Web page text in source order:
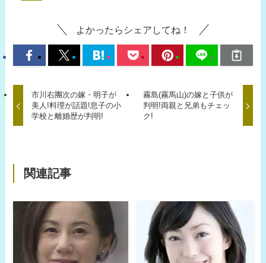
よかったらシェアしてね！
市川右團次の嫁・明子が
美人!料理が話題!息子の小
学校と離婚歴が判明!
霧島(霧馬山)の嫁と子供が
判明!両親と兄弟もチェッ
ク!
関連記事